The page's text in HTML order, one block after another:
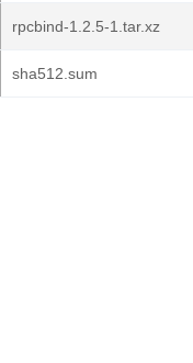
rpcbind-1.2.5-1.tar.xz
sha512.sum